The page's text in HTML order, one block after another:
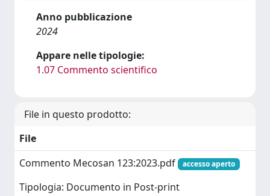
Anno pubblicazione
2024
Appare nelle tipologie:
1.07 Commento scientifico
File in questo prodotto:
File
Commento Mecosan 123:2023.pdf
accesso aperto
Tipologia: Documento in Post-print